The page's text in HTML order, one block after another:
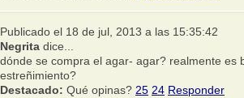
Publicado el 18 de jul, 2013 a las 15:35:42
Negrita dice...
dónde se compra el agar- agar? realmente es
estreñimiento?
Destacado: Qué opinas? 25 24 Responder